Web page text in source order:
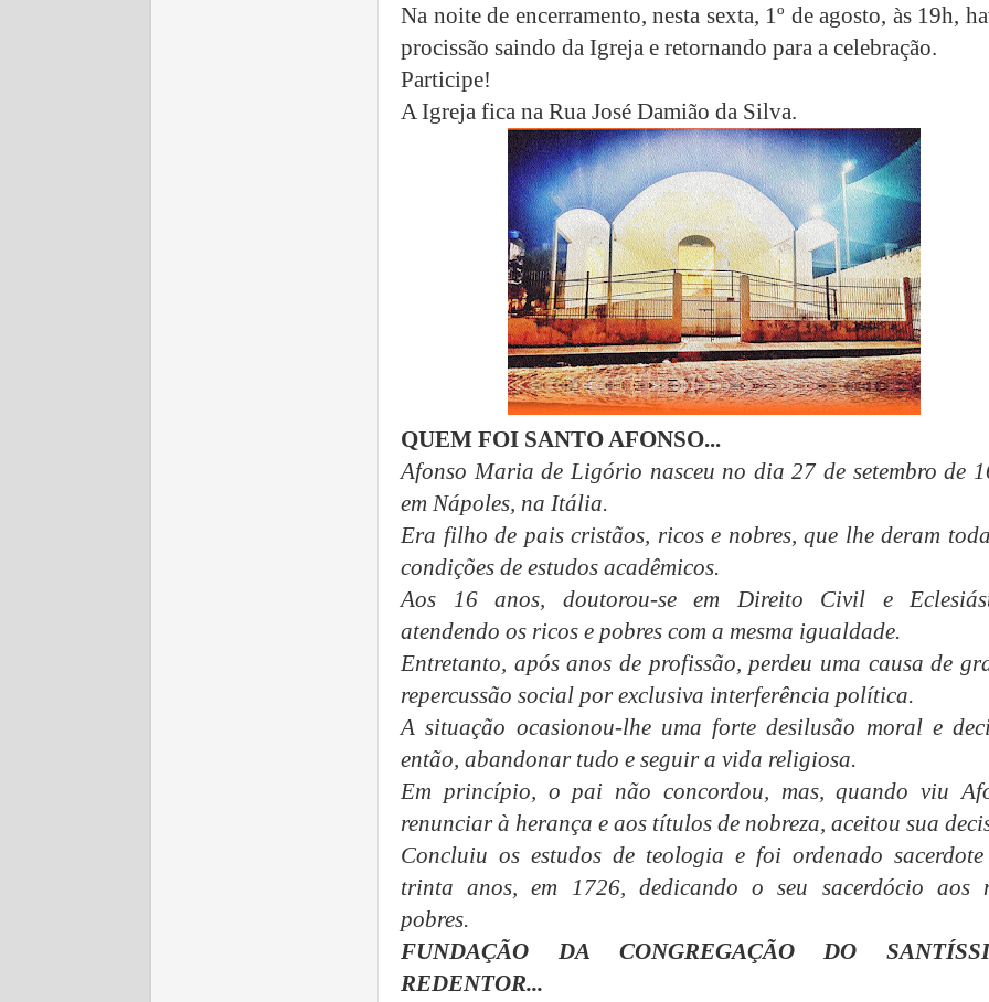
Na noite de encerramento, nesta sexta, 1º de agosto, às 19h,
procissão saindo da Igreja e retornando para a celebração.
Participe!
A Igreja fica na Rua José Damião da Silva.
QUEM FOI SANTO AFONSO...
Afonso Maria de Ligório nasceu no dia 27 de setembro de
em Nápoles, na Itália.
Era filho de pais cristãos, ricos e nobres, que lhe deram
condições de estudos acadêmicos.
Aos 16 anos, doutorou-se em Direito Civil e
atendendo os ricos e pobres com a mesma igualdade.
Entretanto, após anos de profissão, perdeu uma causa de
repercussão social por exclusiva interferência política.
A situação ocasionou-lhe uma forte desilusão moral e
então, abandonar tudo e seguir a vida religiosa.
Em princípio, o pai não concordou, mas, quando viu
renunciar à herança e aos títulos de nobreza, aceitou sua
Concluiu os estudos de teologia e foi ordenado
trinta anos, em 1726, dedicando o seu sacerdócio aos
pobres.
FUNDAÇÃO DA CONGREGAÇÃO DO
REDENTOR...